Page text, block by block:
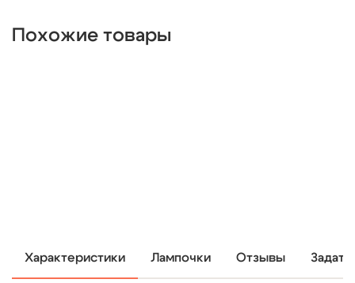
Похожие товары
Характеристики Лампочки Отзывы